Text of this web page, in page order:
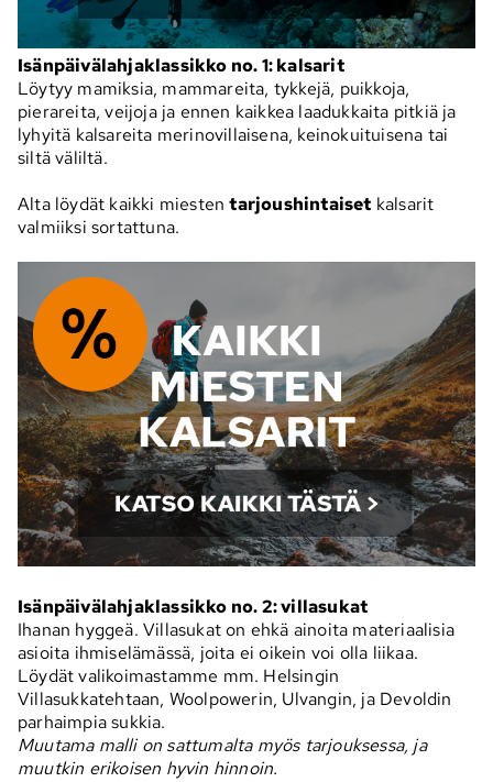
Isänpäivälahjaklassikko no. 1: kalsarit
Löytyy mamiksia, mammareita, tykkejä, puikkoja,
pierareita, veijoja ja ennen kaikkea laadukkaita pitkiä ja
lyhyitä kalsareita merinovillaisena, keinokuituisena tai
siltä väliltä.
Alta löydät kaikki miestentarjoushintaiset kalsarit
valmiiksi sortattuna.
Isänpäivälahjaklassikko no. 2: villasukat
Ihanan hyggeä. Villasukat on ehkä ainoita materiaalisia
asioita ihmiselämässä, joita ei oikein voi olla liikaa.
Löydät valikoimastamme mm. Helsingin
Villasukkatehtaan, Woolpowerin, Ulvangin, ja Devoldin
parhaimpia sukkia.
Muutama malli on sattumalta myös tarjouksessa, ja
muutkin erikoisen hyvin hinnoin.